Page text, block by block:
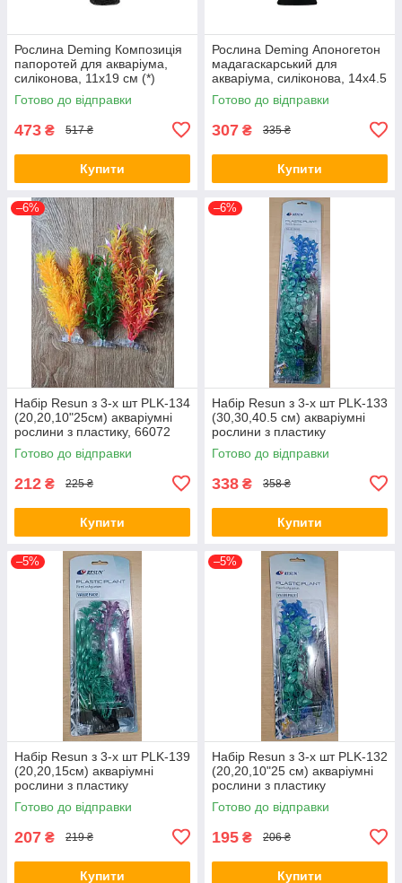
Рослина Deming Композиція
папоротей для акваріума,
силіконова, 11х19 см (*)
Готово до відправки
473 ₴ 517 ₴
Купити
Рослина Deming Апоногетон
мадагаскарський для
акваріума, силіконова, 14х4.5
см (*)
Готово до відправки
307 ₴ 335 ₴
Купити
–6%
Набір Resun з 3-х шт PLK-134
(20,20,10"25см) акваріумні
рослини з пластику, 66072
Готово до відправки
212 ₴ 225 ₴
Купити
–6%
Набір Resun з 3-х шт PLK-133
(30,30,40.5 см) акваріумні
рослини з пластику
Готово до відправки
338 ₴ 358 ₴
Купити
–5%
Набір Resun з 3-х шт PLK-139
(20,20,15см) акваріумні
рослини з пластику
Готово до відправки
207 ₴ 219 ₴
Купити
–5%
Набір Resun з 3-х шт PLK-132
(20,20,10"25 см) акваріумні
рослини з пластику
Готово до відправки
195 ₴ 206 ₴
Купити